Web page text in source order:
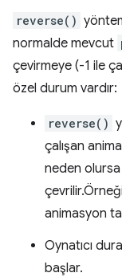
reverse()
normalde mevcut
çevirmeye (-1 ile
özel durum vardır:
reverse()
çalışan
neden olursa
animasyon
Oynatıcı
başlar.